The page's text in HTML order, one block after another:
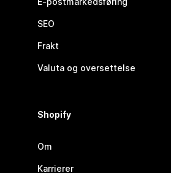
SEO
Frakt
Valuta og oversettelse
Shopify
Om
Karrierer